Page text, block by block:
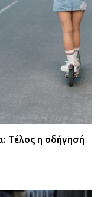
Τέλος η οδήγησή